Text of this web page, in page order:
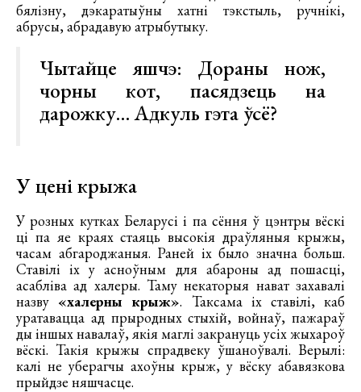
бялізну, дэкаратыўны хатні тэкстыль, ручнікі,
абрусы, абрадавую атрыбутыку.
Чытайце яшчэ: Дораны нож,
чорны кот, пасядзець на
дарожку… Адкуль гэта ўсё?
У цені крыжа
У розных кутках Беларусі і па сёння ў цэнтры вёскі
ці па яе краях стаяць высокія драўляныя крыжы,
часам абгароджаныя. Раней іх было значна больш.
Ставілі іх у асноўным для абароны ад пошасці,
асабліва ад халеры. Таму некаторыя нават захавалі
назву «халерны крыж». Таксама іх ставілі, каб
уратавацца ад прыродных стыхій, войнаў, пажараў
ды іншых навалаў, якія маглі закрануць усіх жыхароў
вёскі. Такія крыжы спрадвеку ўшаноўвалі. Верылі:
калі не уберагчы ахоўны крыж, у вёску абавязкова
прыйдзе няшчасце.